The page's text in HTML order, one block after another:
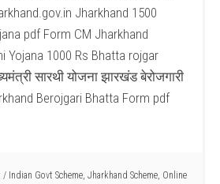
Jharkhand 1500
pdf Form CM Jharkhand
Yojana 1000 Rs Bhatta rojgar
सारथी योजना झारखंड बेरोजगारी
Berojgari Bhatta Form pdf
/ Indian Govt Scheme, Jharkhand Scheme, Online